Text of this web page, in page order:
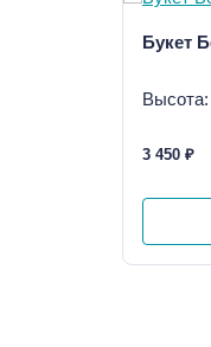
Букет
3 450 ₽